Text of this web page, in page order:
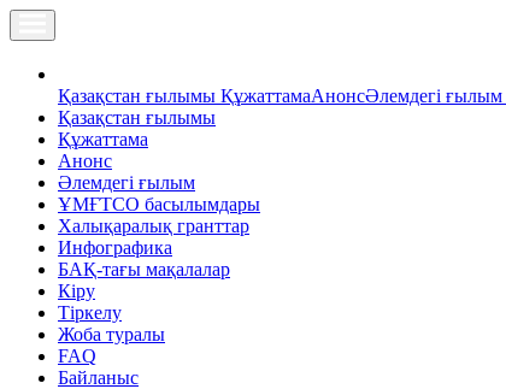
Қазақстан ғылымы ҚұжаттамаАнонсӘлемдегі ғылым
Қазақстан ғылымы
Құжаттама
Анонс
Әлемдегі ғылым
ҰМҒТСО басылымдары
Халықаралық гранттар
Инфографика
БАҚ-тағы мақалалар
Кіру
Тіркелу
Жоба туралы
FAQ
Байланыс